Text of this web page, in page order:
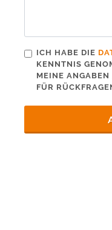
ICH HABE DIE
KENNTNIS
MEINE
FÜR